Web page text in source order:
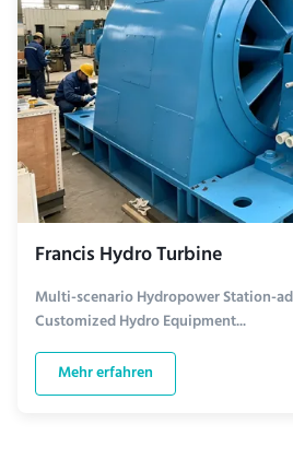
Francis Hydro Turbine
Multi-scenario Hydropower Station-
Customized Hydro Equipment...
Mehr erfahren